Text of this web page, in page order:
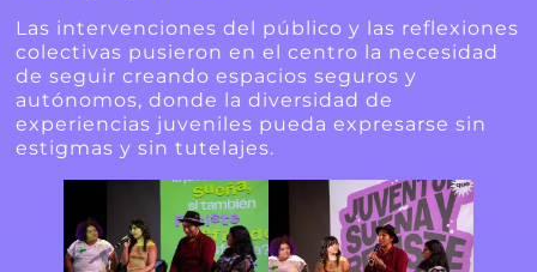
Las intervenciones del público y las reflexiones
colectivas pusieron en el centro la necesidad
de seguir creando espacios seguros y
autónomos, donde la diversidad de
experiencias juveniles pueda expresarse sin
estigmas y sin tutelajes.